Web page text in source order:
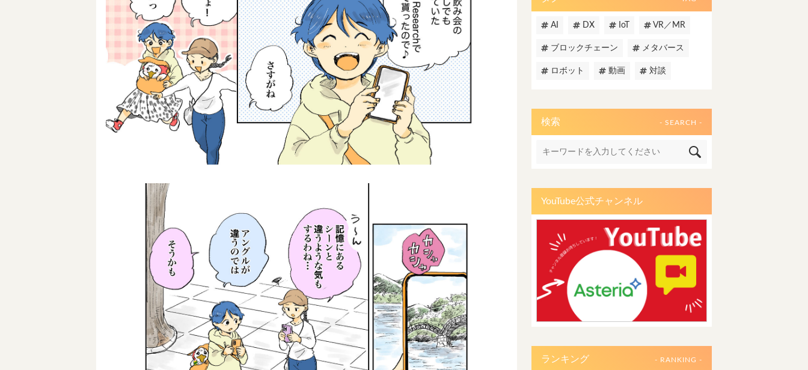
AI DX IoT VR／MR
ブロックチェーン メタバース
ロボット 動画 対談
検索 - SEARCH -
YouTube公式チャンネル
ランキング - RANKING -